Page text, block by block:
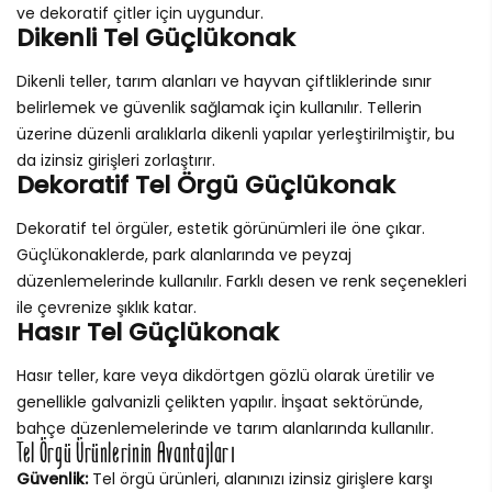
ve dekoratif çitler için uygundur.
Dikenli Tel Güçlükonak
Dikenli teller, tarım alanları ve hayvan çiftliklerinde sınır
belirlemek ve güvenlik sağlamak için kullanılır. Tellerin
üzerine düzenli aralıklarla dikenli yapılar yerleştirilmiştir, bu
da izinsiz girişleri zorlaştırır.
Dekoratif Tel Örgü Güçlükonak
Dekoratif tel örgüler, estetik görünümleri ile öne çıkar.
Güçlükonaklerde, park alanlarında ve peyzaj
düzenlemelerinde kullanılır. Farklı desen ve renk seçenekleri
ile çevrenize şıklık katar.
Hasır Tel Güçlükonak
Hasır teller, kare veya dikdörtgen gözlü olarak üretilir ve
genellikle galvanizli çelikten yapılır. İnşaat sektöründe,
bahçe düzenlemelerinde ve tarım alanlarında kullanılır.
Tel Örgü Ürünlerinin Avantajları
Güvenlik:Tel örgü ürünleri, alanınızı izinsiz girişlere karşı